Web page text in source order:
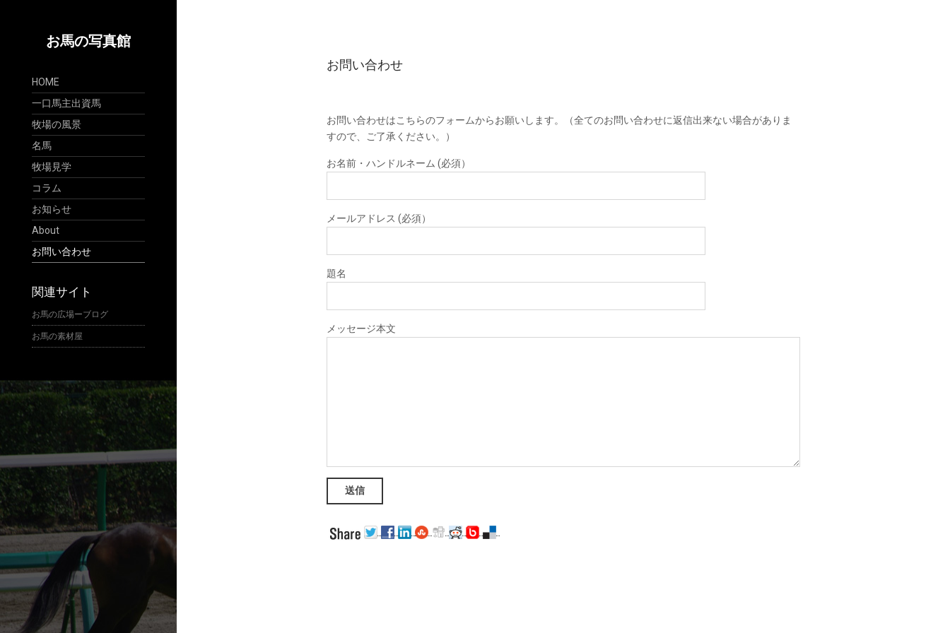
お馬の写真館
HOME
一口馬主出資馬
牧場の風景
名馬
牧場見学
コラム
お知らせ
About
お問い合わせ
関連サイト
お馬の広場ーブログ
お馬の素材屋
お問い合わせ
お問い合わせはこちらのフォームからお願いします。（全てのお問い合わせに返信出来ない場合がありま
すので、ご了承ください。）
お名前・ハンドルネーム (必須）
メールアドレス (必須）
題名
メッセージ本文